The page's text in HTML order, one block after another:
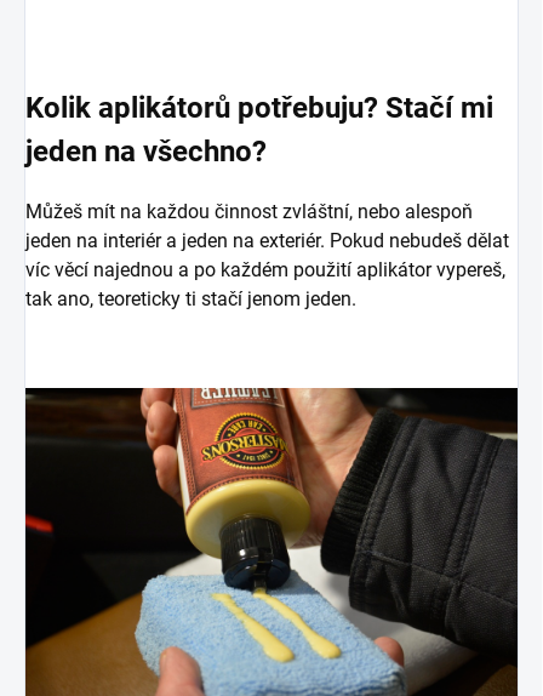
Kolik aplikátorů potřebuju? Stačí mi
jeden na všechno?
Můžeš mít na každou činnost zvláštní, nebo alespoň
jeden na interiér a jeden na exteriér. Pokud nebudeš dělat
víc věcí najednou a po každém použití aplikátor vypereš,
tak ano, teoreticky ti stačí jenom jeden.